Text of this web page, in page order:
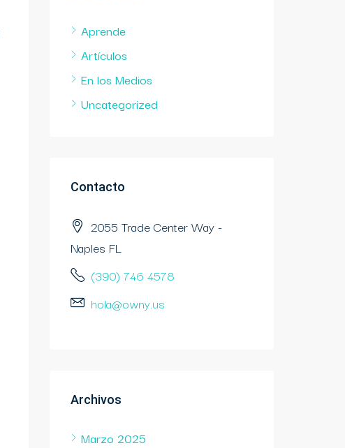
Aprende
Artículos
En los Medios
Uncategorized
Contacto
2055 Trade Center Way -
Naples FL
(390) 746 4578
hola@owny.us
Archivos
Marzo 2025